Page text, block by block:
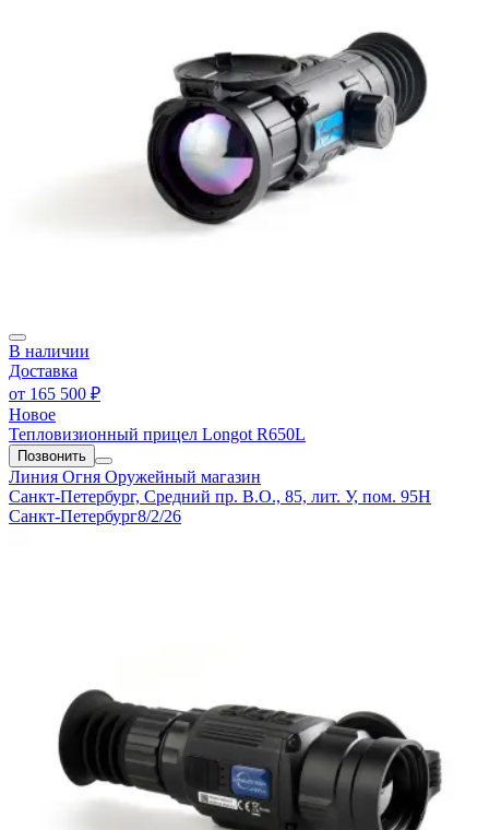
В наличии
Доставка
от 165 500 ₽
Новое
Тепловизионный прицел Longot R650L
Позвонить
Линия Огня Оружейный магазин
Санкт-Петербург, Средний пр. В.О., 85, лит. У, пом. 95Н
Санкт-Петербург8/2/26